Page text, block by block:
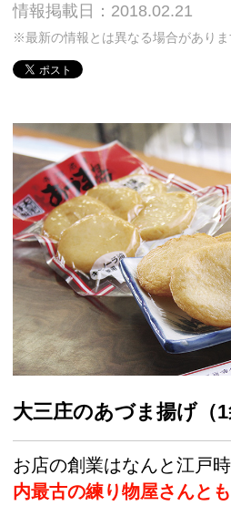
情報掲載日：2018.02.21
※最新の情報とは異なる場合がありま
大三庄のあづま揚げ（1
お店の創業はなんと江戸
内最古の練り物屋さんと